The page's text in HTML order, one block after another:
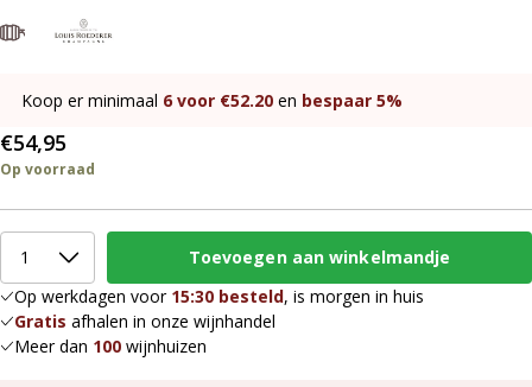
Koop er minimaal 6 voor €52.20 en bespaar 5%
€54,95
Op voorraad
Op werkdagen voor 15:30 besteld, is morgen in huis
Gratis afhalen in onze wijnhandel
Meer dan 100 wijnhuizen